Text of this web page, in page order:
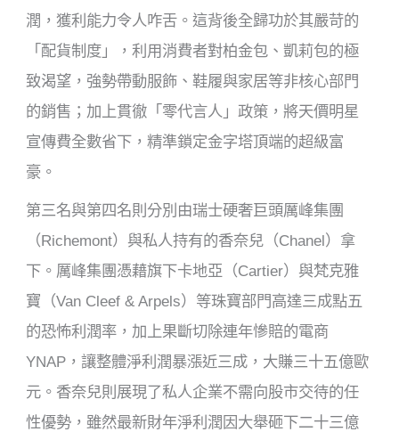
潤，獲利能力令人咋舌。這背後全歸功於其嚴苛的
「配貨制度」，利用消費者對柏金包、凱莉包的極
致渴望，強勢帶動服飾、鞋履與家居等非核心部門
的銷售；加上貫徹「零代言人」政策，將天價明星
宣傳費全數省下，精準鎖定金字塔頂端的超級富
豪。
第三名與第四名則分別由瑞士硬奢巨頭厲峰集團
（Richemont）與私人持有的香奈兒（Chanel）拿
下。厲峰集團憑藉旗下卡地亞（Cartier）與梵克雅
寶（Van Cleef & Arpels）等珠寶部門高達三成點五
的恐怖利潤率，加上果斷切除連年慘賠的電商
YNAP，讓整體淨利潤暴漲近三成，大賺三十五億歐
元。香奈兒則展現了私人企業不需向股市交待的任
性優勢，雖然最新財年淨利潤因大舉砸下二十三億